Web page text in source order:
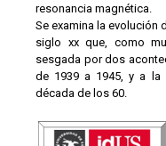
resonancia magnética.
Se examina la evolución
siglo xx que, como
sesgada por dos
de 1939 a 1945, y a la
década de los 60.